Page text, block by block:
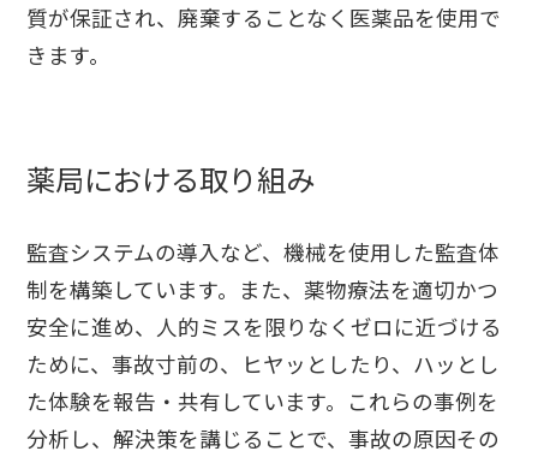
質が保証され、廃棄することなく医薬品を使用で
きます。
薬局における取り組み
監査システムの導入など、機械を使用した監査体
制を構築しています。また、薬物療法を適切かつ
安全に進め、人的ミスを限りなくゼロに近づける
ために、事故寸前の、ヒヤッとしたり、ハッとし
た体験を報告・共有しています。これらの事例を
分析し、解決策を講じることで、事故の原因その